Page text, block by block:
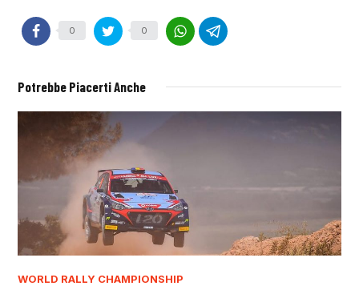
0 0
Potrebbe Piacerti Anche
WORLD RALLY CHAMPIONSHIP